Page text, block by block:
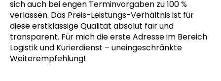
sich auch bei engen Terminvorgaben zu 100 %
verlassen. Das Preis-Leistungs-Verhältnis ist für
diese erstklassige Qualität absolut fair und
transparent. Für mich die erste Adresse im Bereich
Logistik und Kurierdienst – uneingeschränkte
Weiterempfehlung!